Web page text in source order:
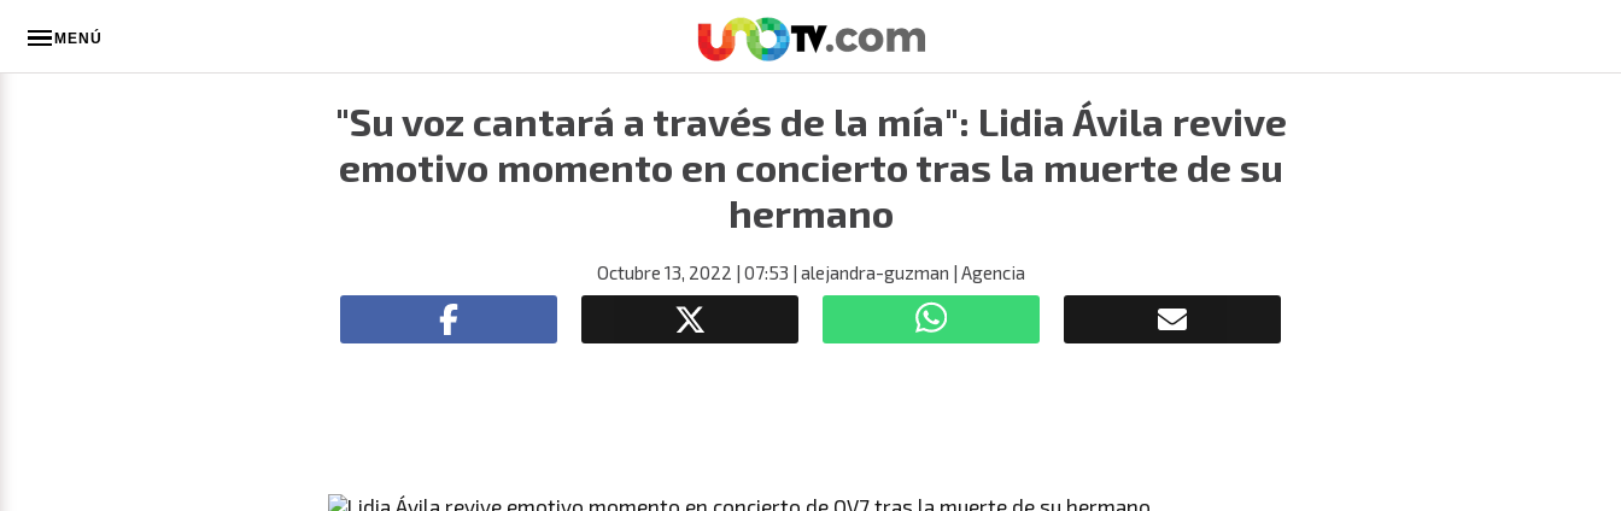
MENÚ
"Su voz cantará a través de la mía": Lidia Ávila revive
emotivo momento en concierto tras la muerte de su
hermano
Octubre 13, 2022 | 07:53 | alejandra-guzman | Agencia